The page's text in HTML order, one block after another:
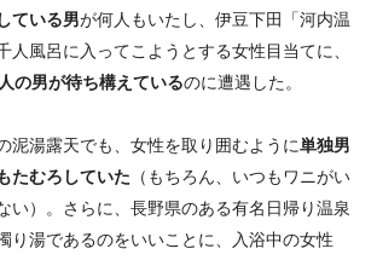
ている男が何人もいたし、伊豆下田「河内温
人風呂に入ってこようとする女性目当てに、
の男が待ち構えているのに遭遇した。
泥湯露天でも、女性を取り囲むように単独男
たむろしていた （もちろん、いつもワニがい
い）。さらに、長野県のある有名日帰り温泉
り湯であるのをいいことに、入浴中の女性